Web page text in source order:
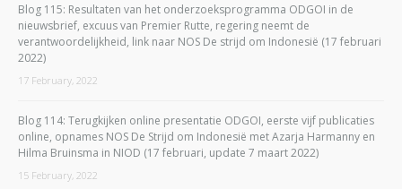
Blog 115: Resultaten van het onderzoeksprogramma ODGOI in de
nieuwsbrief, excuus van Premier Rutte, regering neemt de
verantwoordelijkheid, link naar NOS De strijd om Indonesië (17 februari
2022)
17 February, 2022
Blog 114: Terugkijken online presentatie ODGOI, eerste vijf publicaties
online, opnames NOS De Strijd om Indonesië met Azarja Harmanny en
Hilma Bruinsma in NIOD (17 februari, update 7 maart 2022)
15 February, 2022